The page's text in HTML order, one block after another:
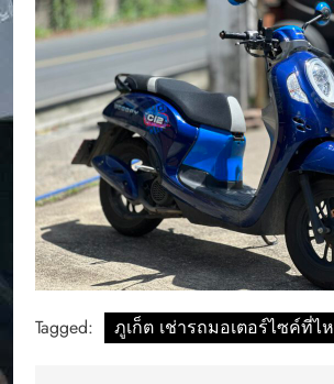
Tagged: ภูเก็ต เช่ารถมอเตอร์ไซค์ที่ไ